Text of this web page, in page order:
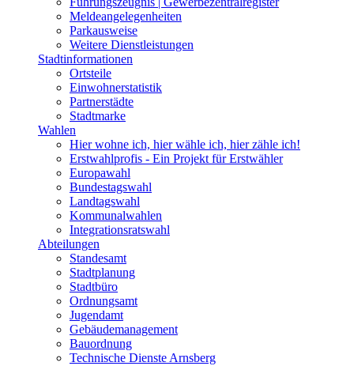
Meldeangelegenheiten
Parkausweise
Weitere Dienstleistungen
Stadtinformationen
Ortsteile
Einwohnerstatistik
Partnerstädte
Stadtmarke
Wahlen
Hier wohne ich, hier wähle ich, hier zähle ich!
Erstwahlprofis - Ein Projekt für Erstwähler
Europawahl
Bundestagswahl
Landtagswahl
Kommunalwahlen
Integrationsratswahl
Abteilungen
Standesamt
Stadtplanung
Stadtbüro
Ordnungsamt
Jugendamt
Gebäudemanagement
Bauordnung
Technische Dienste Arnsberg